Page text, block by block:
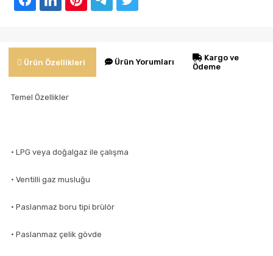
Ürün Özellikleri Ürün Yorumları
Kargo ve
Ödeme
Temel Özellikler
• LPG veya doğalgaz ile çalışma
• Ventilli gaz musluğu
• Paslanmaz boru tipi brülör
• Paslanmaz çelik gövde